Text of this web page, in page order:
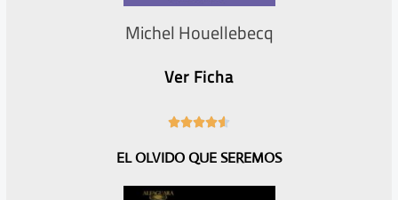
Michel Houellebecq
Ver Ficha

6
EL OLVIDO QUE SEREMOS